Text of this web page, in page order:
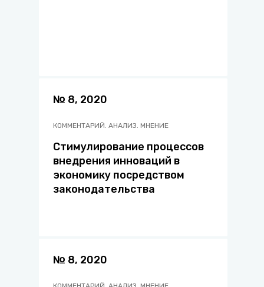
№ 8, 2020
КОММЕНТАРИЙ. АНАЛИЗ. МНЕНИЕ
Стимулирование процессов
внедрения инноваций в
экономику посредством
законодательства
№ 8, 2020